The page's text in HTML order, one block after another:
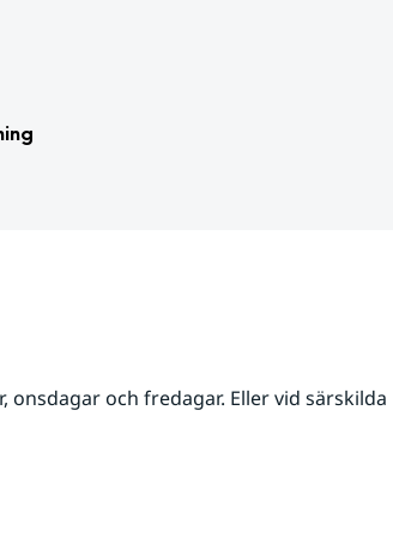
och fredagar. Eller vid särskilda